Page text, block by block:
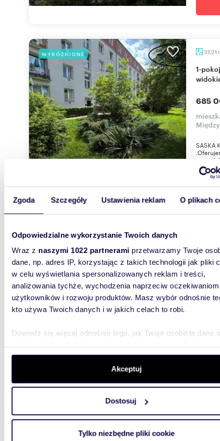
Zgoda Szczegóły Ustawienia reklam O plikach
Odpowiedzialne wykorzystanie Twoich danych
Wraz z naszymi 1022 partnerami przetwarzamy Twoje
dane, np. adres IP, korzystając z takich technologii jak pliki
w celu wyświetlania spersonalizowanych reklam i treści,
analizowania tychże, wychodzenia naprzeciw oczekiwaniom
użytkowników i rozwoju produktów. Masz wybór odnośnie
kto używa Twoich danych i w jakich celach to robi.
Dowiedz się więcej odnośnie tego, jak Twoje osobiste dane
szczegółów. W Deklaracji plików cookie możesz zmienić
wycofać swoją zgodę w dowolnej chwili.
aby oferować funkcje społecznościowe i analizować ruch w
witrynie. Informacje o tym, jak korzystasz z naszej witryny,
analitycznym. Partnerzy mogą połączyć te informacje z
Akceptuj
Dostosuj
Tylko niezbędne pliki cookie
WYRÓŻNIONE 37,21
1-pokojowe mieszkanie 37 m² z balkonem i
685
SASKA
super
WYRÓŻNIONE
Przestronne 1-pokojowe mieszkanie 29 m² w
560
do
WYRÓŻNIONE